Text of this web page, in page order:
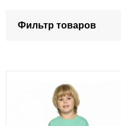
Фильтр товаров